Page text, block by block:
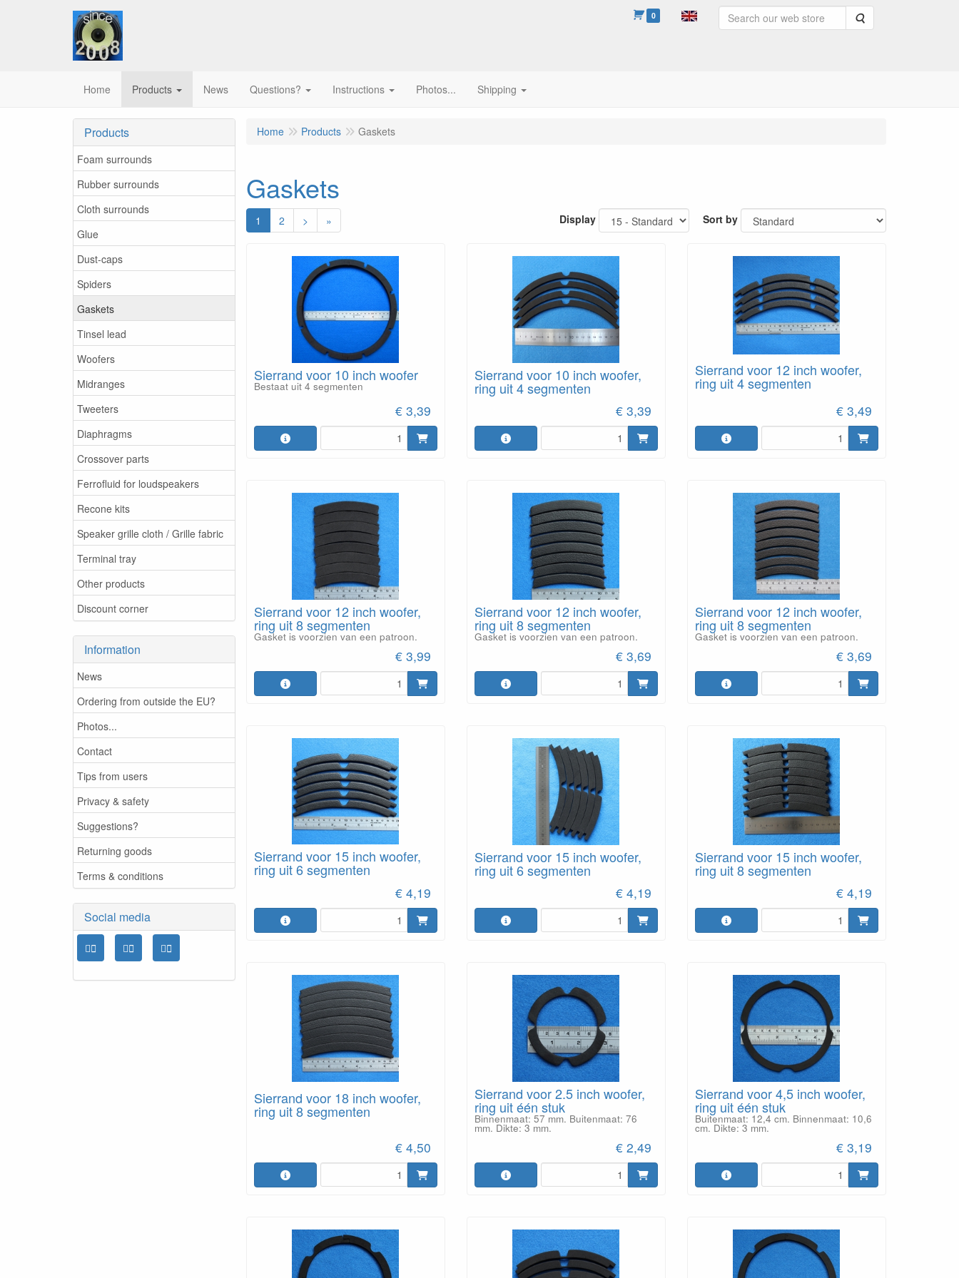
0 Search
Home Products News Questions? Instructions Photos... Shipping
Products
Foam surrounds
Rubber surrounds
Cloth surrounds
Glue
Dust-caps
Spiders
Gaskets
Tinsel lead
Woofers
Midranges
Tweeters
Diaphragms
Crossover parts
Ferrofluid for loudspeakers
Recone kits
Speaker grille cloth / Grille fabric
Terminal tray
Other products
Discount corner
Information
News
Ordering from outside the EU?
Photos...
Contact
Tips from users
Privacy & safety
Suggestions?
Returning goods
Terms & conditions
Social media
Home Products Gaskets
Gaskets
1 2 > » Display Sort by
Sierrand voor 10 inch woofer
Bestaat uit 4 segmenten
€ 3,39
Sierrand voor 10 inch woofer,
ring uit 4 segmenten
€ 3,39
Sierrand voor 12 inch woofer,
ring uit 4 segmenten
€ 3,49
Sierrand voor 12 inch woofer,
ring uit 8 segmenten
Gasket is voorzien van een patroon.
€ 3,99
Sierrand voor 12 inch woofer,
ring uit 8 segmenten
Gasket is voorzien van een patroon.
€ 3,69
Sierrand voor 12 inch woofer,
ring uit 8 segmenten
Gasket is voorzien van een patroon.
€ 3,69
Sierrand voor 15 inch woofer,
ring uit 6 segmenten
€ 4,19
Sierrand voor 15 inch woofer,
ring uit 6 segmenten
€ 4,19
Sierrand voor 15 inch woofer,
ring uit 8 segmenten
€ 4,19
Sierrand voor 18 inch woofer,
ring uit 8 segmenten
€ 4,50
Sierrand voor 2.5 inch woofer,
ring uit één stuk
Binnenmaat: 57 mm. Buitenmaat: 76
mm. Dikte: 3 mm.
€ 2,49
Sierrand voor 4,5 inch woofer,
ring uit één stuk
Buitenmaat: 12,4 cm. Binnenmaat: 10,6
cm. Dikte: 3 mm.
€ 3,19